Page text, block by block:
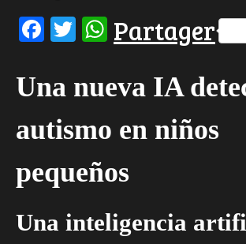
Facebook
Twitter
WhatsApp
Partager
Una nueva IA
autismo en niños
pequeños
Una inteligencia